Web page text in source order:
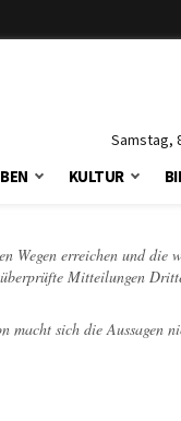
Samstag,
KULTUR
Wegen erreichen und
Mitteilungen
sich die Aussagen